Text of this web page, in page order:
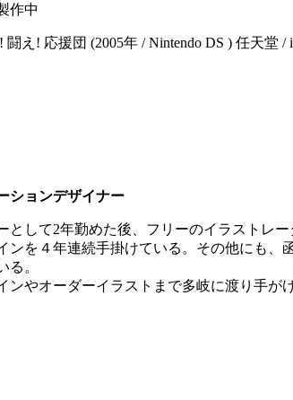
作中
え! 応援団 (2005年 / Nintendo DS ) 任天
ションデザイナー
として2年勤めた後、フリーのイラストレ
ンを４年連続手掛けている。その他にも
る。
ンやオーダーイラストまで多岐に渡り手がけ